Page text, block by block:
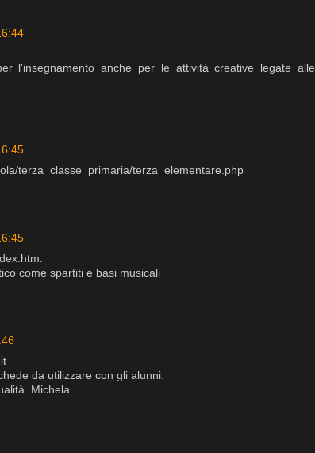
l'insegnamento anche per le attività creative legate alle
terza_classe_primaria/terza_elementare.php
come spartiti e basi musicali
da utilizzare con gli alunni.
Michela